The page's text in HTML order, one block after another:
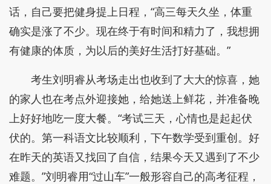
话，自己要把健身提上日程，“高三每天久坐，体重
确实是涨了不少。现在终于有时间和精力了，我想拥
有健康的体质，为以后的美好生活打好基础。”
考生刘明睿从考场走出也收到了大大的惊喜，她
的家人也在考点外迎接她，给她送上鲜花，并准备晚
上好好地吃一度大餐。“考试三天，心情也是起起伏
伏的。第一科语文比较顺利，下午数学受到重创。好
在昨天的英语又找回了自信，结果今天又遇到了不少
难题。”刘明睿用“过山车”一般形容自己的高考征程，